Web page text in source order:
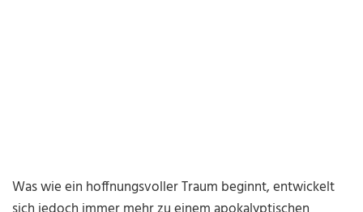
Was wie ein hoffnungsvoller Traum beginnt, entwickelt